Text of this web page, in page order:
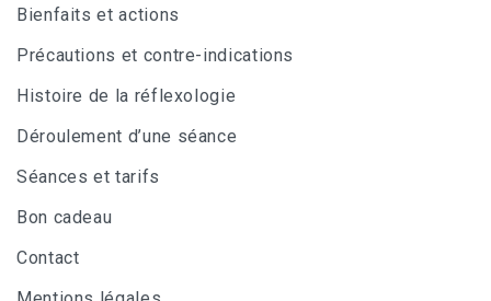
Bienfaits et actions
Précautions et contre-indications
Histoire de la réflexologie
Déroulement d’une séance
Séances et tarifs
Bon cadeau
Contact